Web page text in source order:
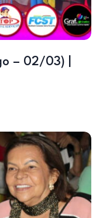
– 02/03) |